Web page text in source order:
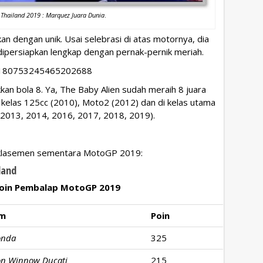
2019 : Marquez Juara Dunia
dengan unik. Usai selebrasi di atas motornya, dia
lengkap dengan pernak-pernik meriah.
bola 8. Ya, The Baby Alien sudah meraih 8 juara
125cc (2010), Moto2 (2012) dan di kelas utama
2014, 2016, 2017, 2018, 2019).
sementara MotoGP 2019:
Pembalap MotoGP 2019
Poin
325
Winnow Ducati
215